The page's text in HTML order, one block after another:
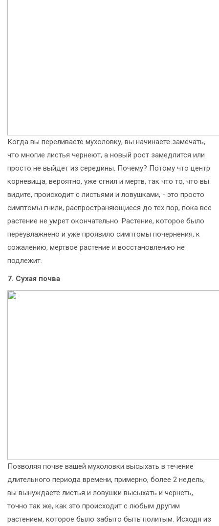
Когда вы переливаете мухоловку, вы начинаете замечать,
что многие листья чернеют, а новый рост замедлится или
просто не выйдет из середины. Почему? Потому что центр
корневища, вероятно, уже сгнил и мертв, так что то, что вы
видите, происходит с листьями и ловушками, - это просто
симптомы гнили, распространяющиеся до тех пор, пока все
растение не умрет окончательно. Растение, которое было
переувлажнено и уже проявило симптомы почернения, к
сожалению, мертвое растение и восстановлению не
подлежит.
7. Сухая почва
Позволяя почве вашей мухоловки высыхать в течение
длительного периода времени, примерно, более 2 недель,
вы вынуждаете листья и ловушки высыхать и чернеть,
точно так же, как это происходит с любым другим
растением, которое было забыто быть политым. Исходя из